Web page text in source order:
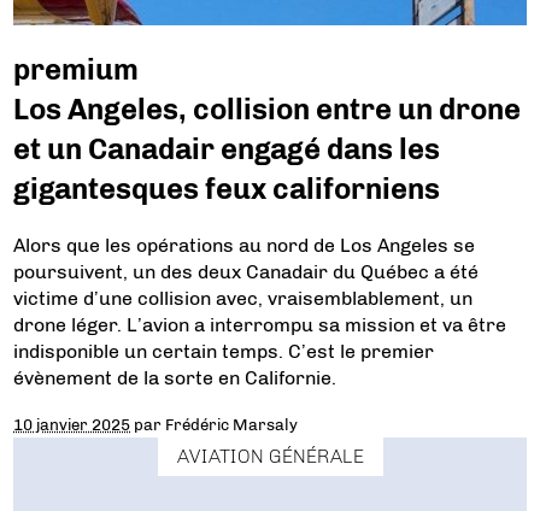
premium
Los Angeles, collision entre un drone
et un Canadair engagé dans les
gigantesques feux californiens
Alors que les opérations au nord de Los Angeles se
poursuivent, un des deux Canadair du Québec a été
victime d’une collision avec, vraisemblablement, un
drone léger. L’avion a interrompu sa mission et va être
indisponible un certain temps. C’est le premier
évènement de la sorte en Californie.
10 janvier 2025 par Frédéric Marsaly
AVIATION GÉNÉRALE